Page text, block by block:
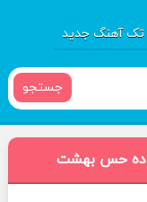
تک آهنگ جدید
جستجو
زاده حس بهشت